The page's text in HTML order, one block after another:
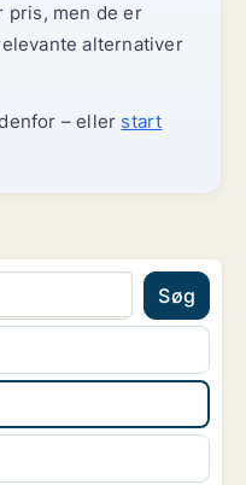
pris, men de er
alternativer
– eller start
Søg